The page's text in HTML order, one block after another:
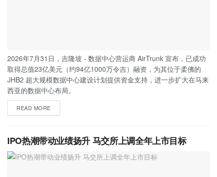
2026年7月31日，吉隆坡 - 数据中心营运商 AirTrunk 宣布，已成功
取得总值23亿美元（约94亿1000万令吉）融资，为其位于柔佛的
JHB2 超大规模数据中心建设计划提供资金支持，进一步扩大在马来
西亚的数据中心布局。
READ MORE
IPO热潮带动业绩扬升 马交所上调全年上市目标